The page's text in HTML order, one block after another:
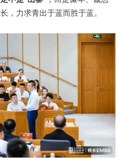
，力求青出于蓝而胜于蓝。